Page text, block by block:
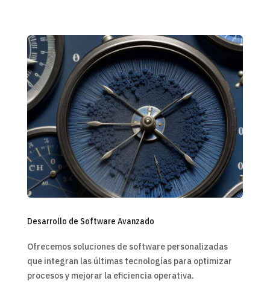
Desarrollo de Software Avanzado
Ofrecemos soluciones de software personalizadas
que integran las últimas tecnologías para optimizar
procesos y mejorar la eficiencia operativa.